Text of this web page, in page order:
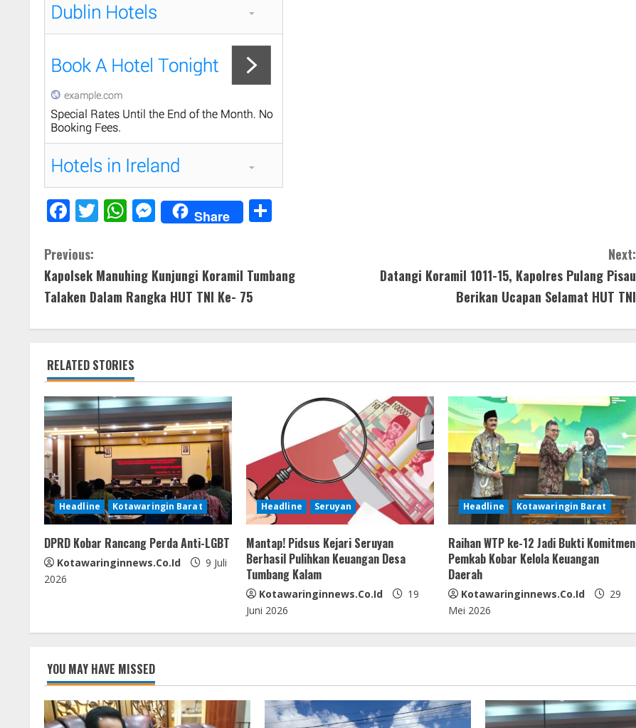
F
e
b
o
o
T
er
W
s
A
p
M
e
e
n
g
Share
e
C
o
i
n
u
e
R
e
a
d
g
Previous:
Kapolsek Manuhing Kunjungi Koramil Tumbang
Talaken Dalam Rangka HUT TNI Ke- 75
Next:
Datangi Koramil 1011-15, Kapolres Pulang Pisau
Berikan Ucapan Selamat HUT TNI
RELATED STORIES
Headline Kotawaringin Barat
DPRD Kobar Rancang Perda Anti-LGBT
Kotawaringinnews.co.id
9 Juli
2026
Headline Seruyan
Mantap! Pidsus Kejari Seruyan
Berhasil Pulihkan Keuangan Desa
Tumbang Kalam
Kotawaringinnews.co.id
19
Juni 2026
Headline Kotawaringin Barat
Raihan WTP ke-12 Jadi Bukti Komitmen
Pemkab Kobar Kelola Keuangan
Daerah
Kotawaringinnews.co.id
29
Mei 2026
YOU MAY HAVE MISSED